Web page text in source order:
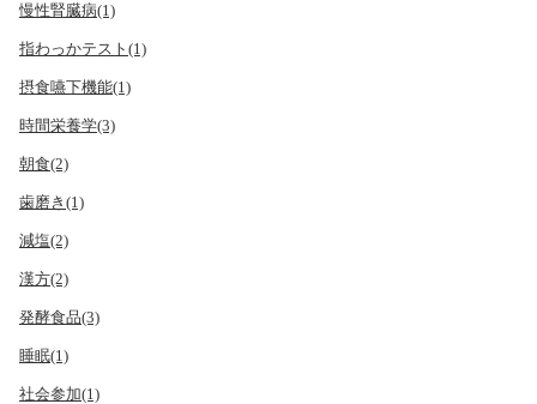
慢性腎臓病(1)
指わっかテスト(1)
摂食嚥下機能(1)
時間栄養学(3)
朝食(2)
歯磨き(1)
減塩(2)
漢方(2)
発酵食品(3)
睡眠(1)
社会参加(1)